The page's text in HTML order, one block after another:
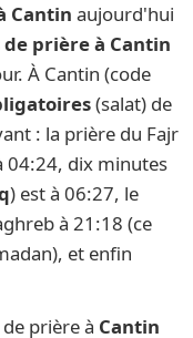
Cantin aujourd'hui
prière à Cantin
À Cantin (code
(salat) de
: la prière du Fajr
04:24, dix minutes
) est à 06:27, le
à 21:18 (ce
et enfin
prière à Cantin